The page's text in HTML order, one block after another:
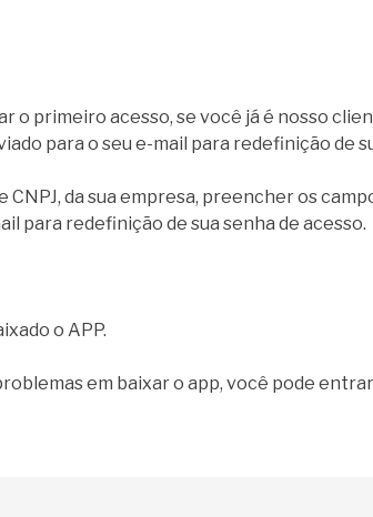
o primeiro acesso, se você já é nosso
para o seu e-mail para redefinição de
da sua empresa, preencher os
para redefinição de sua senha de acesso.
o APP.
em baixar o app, você pode